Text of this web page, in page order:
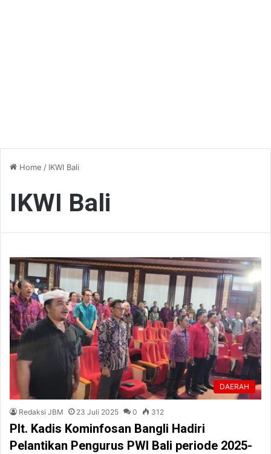
Home / IKWI Bali
IKWI Bali
DAERAH
Redaksi JBM 23 Juli 2025 0 312
Plt. Kadis Kominfosan Bangli Hadiri
Pelantikan Pengurus PWI Bali periode 2025-